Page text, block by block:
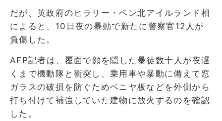
だが、英政府のヒラリー・ベン北アイルランド相
によると、10日夜の暴動で新たに警察官12人が
負傷した。
AFP記者は、覆面で顔を隠した暴徒数十人が夜遅
くまで機動隊と衝突し、乗用車や暴動に備えて窓
ガラスの破損を防ぐためベニヤ板などを外側から
打ち付けて補強していた建物に放火するのを確認
した。